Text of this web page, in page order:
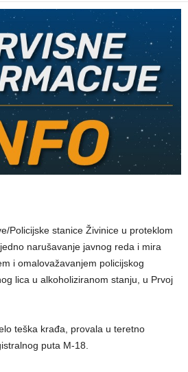
Policijske stanice Živinice u proteklom
narušavanje javnog reda i mira
i omalovažavanjem policijskog
lica u alkoholiziranom stanju, u Prvoj
teška krađa, provala u teretno
puta M-18.